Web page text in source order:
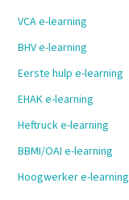
VCA e-learning
BHV e-learning
Eerste hulp e-learning
EHAK e-learning
Heftruck e-learning
BBMI/OAI e-learning
Hoogwerker e-learning